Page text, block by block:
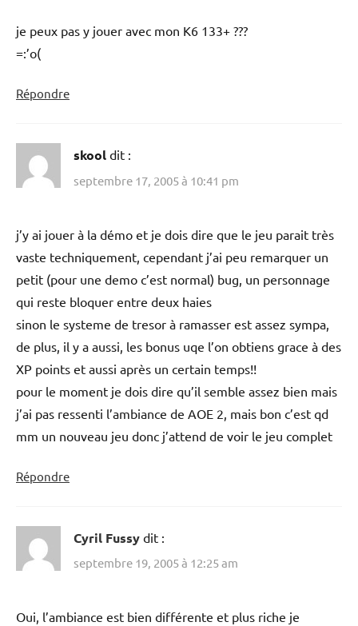
je peux pas y jouer avec mon K6 133+ ???
=:’o(
Répondre
skool dit :
septembre 17, 2005 à 10:41 pm
j’y ai jouer à la démo et je dois dire que le jeu parait très
vaste techniquement, cependant j’ai peu remarquer un
petit (pour une demo c’est normal) bug, un personnage
qui reste bloquer entre deux haies
sinon le systeme de tresor à ramasser est assez sympa,
de plus, il y a aussi, les bonus uqe l’on obtiens grace à des
XP points et aussi après un certain temps!!
pour le moment je dois dire qu’il semble assez bien mais
j’ai pas ressenti l’ambiance de AOE 2, mais bon c’est qd
mm un nouveau jeu donc j’attend de voir le jeu complet
Répondre
Cyril Fussy dit :
septembre 19, 2005 à 12:25 am
Oui, l’ambiance est bien différente et plus riche je